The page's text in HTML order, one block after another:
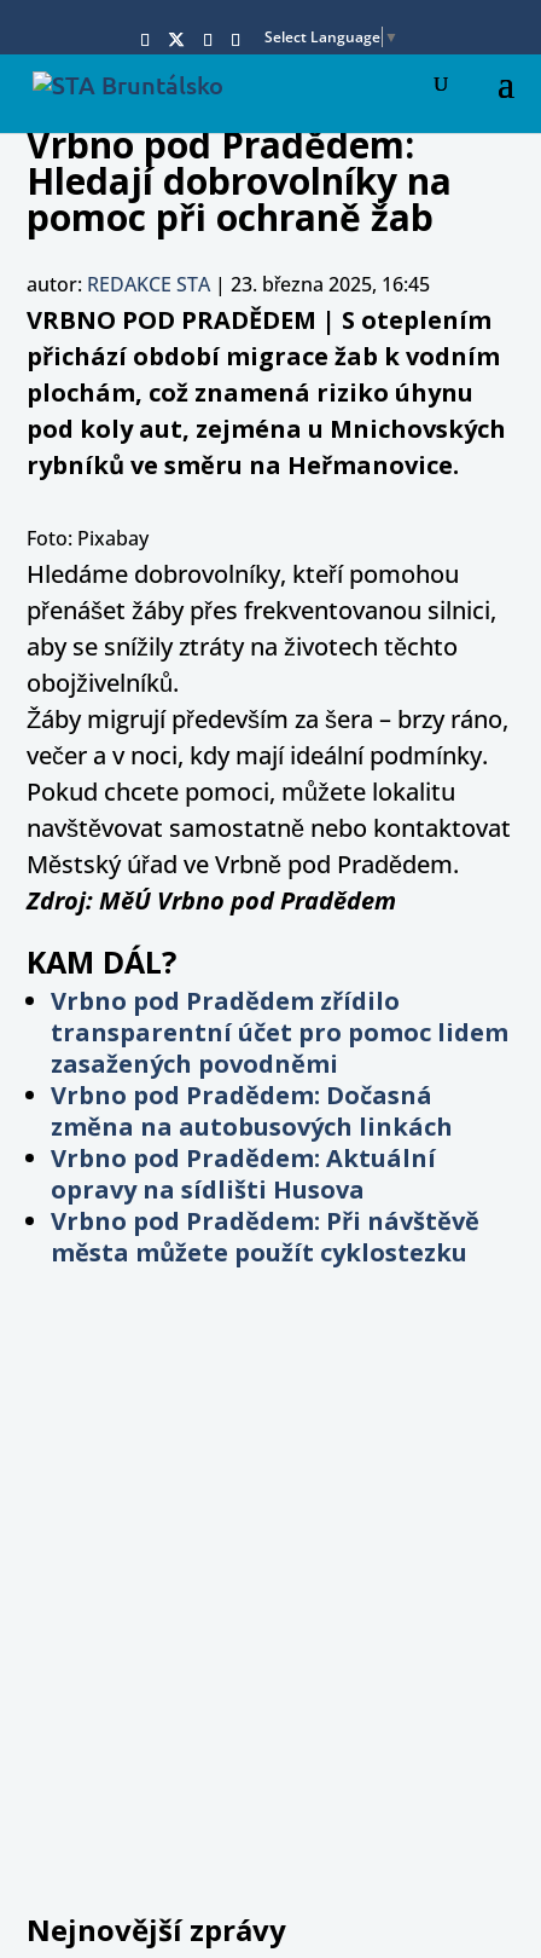
Select Language ▼
Vrbno pod Pradědem:
Hledají dobrovolníky na
pomoc při ochraně žab
autor: REDAKCE STA|23. března 2025, 16:45
VRBNO POD PRADĚDEM | S oteplením
přichází období migrace žab k vodním
plochám, což znamená riziko úhynu
pod koly aut, zejména u Mnichovských
rybníků ve směru na Heřmanovice.
Foto: Pixabay
Hledáme dobrovolníky, kteří pomohou
přenášet žáby přes frekventovanou silnici,
aby se snížily ztráty na životech těchto
obojživelníků.
Žáby migrují především za šera – brzy ráno,
večer a v noci, kdy mají ideální podmínky.
Pokud chcete pomoci, můžete lokalitu
navštěvovat samostatně nebo kontaktovat
Městský úřad ve Vrbně pod Pradědem.
Zdroj: MěÚ Vrbno pod Pradědem
KAM DÁL?
Vrbno pod Pradědem zřídilo
transparentní účet pro pomoc lidem
zasažených povodněmi
Vrbno pod Pradědem: Dočasná
změna na autobusových linkách
Vrbno pod Pradědem: Aktuální
opravy na sídlišti Husova
Vrbno pod Pradědem: Při návštěvě
města můžete použít cyklostezku
Nejnovější zprávy